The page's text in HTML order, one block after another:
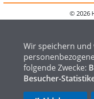
© 2026
FAQ
Wir speichern
folgende Zwecke:
Besucher-